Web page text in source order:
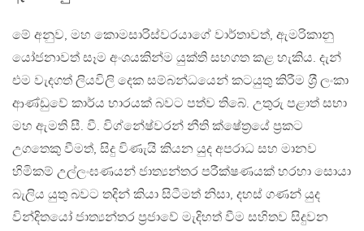
මේ අනුව, මහ කොමසාරිස්වරයාගේ වාර්තාවත්, ඇමරිකානු
යෝජනාවත් සෑම අංශයකින්ම යුක්ති සහගත කළ හැකිය. දැන්
එම වැදගත් ලියවිලි දෙක සම්බන්ධයෙන් කටයුතු කිරීම ශ‍්‍රී ලංකා
ආණ්ඩුවේ කාර්ය භාරයක් බවට පත්ව තිබේ. උතුරු පළාත් සභා
මහ ඇමති සී. වී. විග්නේෂ්වරන් නීති ක්ෂේත‍්‍රයේ ප‍්‍රකට
උගතෙකු වීමත්, සිදු විණැයි කියන යුද අපරාධ සහ මානව
හිමිකම් උල්ලංඝණයන් ජාත්‍යන්තර පරීක්ෂණයක් හරහා සොයා
බැලිය යුතු බවට තදින් කියා සිටීමත් නිසා, දහස් ගණන් යුද
වින්දිතයෝ ජාත්‍යන්තර ප‍්‍රජාවේ මැදිහත් වීම සහිතව සිදුවන